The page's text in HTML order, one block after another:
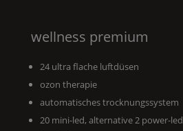
wellness premium
24 ultra flache luftdüsen
ozon therapie
automatisches trocknungssystem
20 mini-led, alternative 2 power-led